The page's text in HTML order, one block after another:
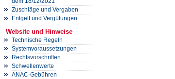
Zuschläge und Vergaben
Entgelt und Vergütungen
Website und Hinweise
Technische Regeln
Systemvoraussetzungen
Rechtsvorschriften
Schwellenwerte
ANAC-Gebühren